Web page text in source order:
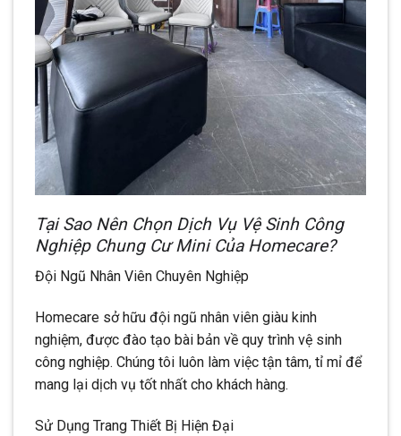
Tại Sao Nên Chọn Dịch Vụ Vệ Sinh Công
Nghiệp Chung Cư Mini Của Homecare?
Đội Ngũ Nhân Viên Chuyên Nghiệp
Homecare sở hữu đội ngũ nhân viên giàu kinh
nghiệm, được đào tạo bài bản về quy trình vệ sinh
công nghiệp. Chúng tôi luôn làm việc tận tâm, tỉ mỉ để
mang lại dịch vụ tốt nhất cho khách hàng.
Sử Dụng Trang Thiết Bị Hiện Đại